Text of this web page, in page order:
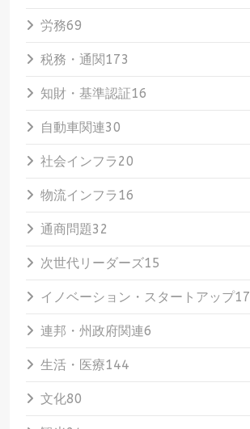
労務69
税務・通関173
知財・基準認証16
自動車関連30
社会インフラ20
物流インフラ16
通商問題32
次世代リーダーズ15
イノベーション・スタートアップ17
連邦・州政府関連6
生活・医療144
文化80